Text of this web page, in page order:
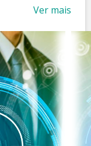
Ver mais